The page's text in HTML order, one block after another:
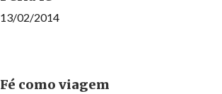
13/02/2014
Fé como viagem